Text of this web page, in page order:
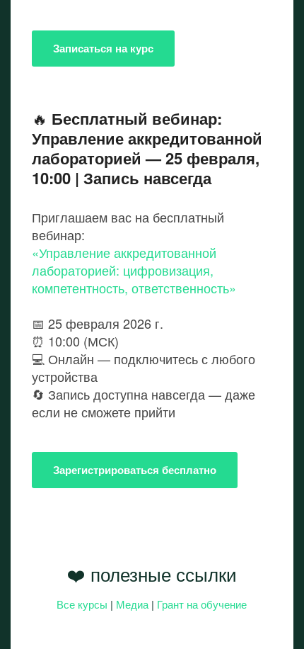
Записаться на курс
🔥 Бесплатный вебинар:
Управление аккредитованной
лабораторией — 25 февраля,
10:00 | Запись навсегда
Приглашаем вас на бесплатный
вебинар:
«Управление аккредитованной
лабораторией: цифровизация,
компетентность, ответственность»
📅 25 февраля 2026 г.
⏰ 10:00 (МСК)
💻 Онлайн — подключитесь с любого
устройства
🔄 Запись доступна навсегда — даже
если не сможете прийти
Зарегистрироваться бесплатно
❤️ полезные ссылки
Все курсы | Медиа | Грант на обучение